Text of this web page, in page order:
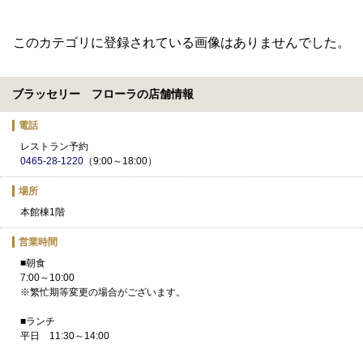
このカテゴリに登録されている画像はありませんでした。
ブラッセリー フローラの店舗情報
電話
レストラン予約
0465-28-1220 （9:00～18:00）
場所
本館棟1階
営業時間
■朝食
7:00～10:00
※繁忙期等変更の場合がございます。
■ランチ
平日 11:30～14:00